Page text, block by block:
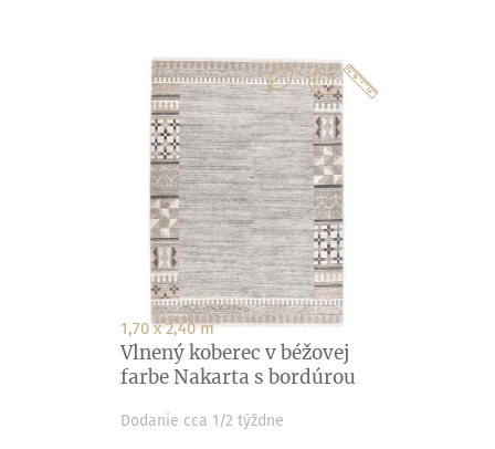
1,70 x 2,40 m
Vlnený koberec v béžovej
farbe Nakarta s bordúrou
Dodanie cca 1/2 týždne